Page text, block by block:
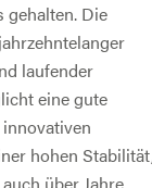
gehalten. Die
laufender
eine gute
hohen